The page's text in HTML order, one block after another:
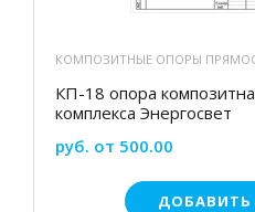
КОМПОЗИТНЫЕ ОПОРЫ
КП-18 опора
комплекса Энергосвет
руб. от 500.00
ДОБАВИТЬ